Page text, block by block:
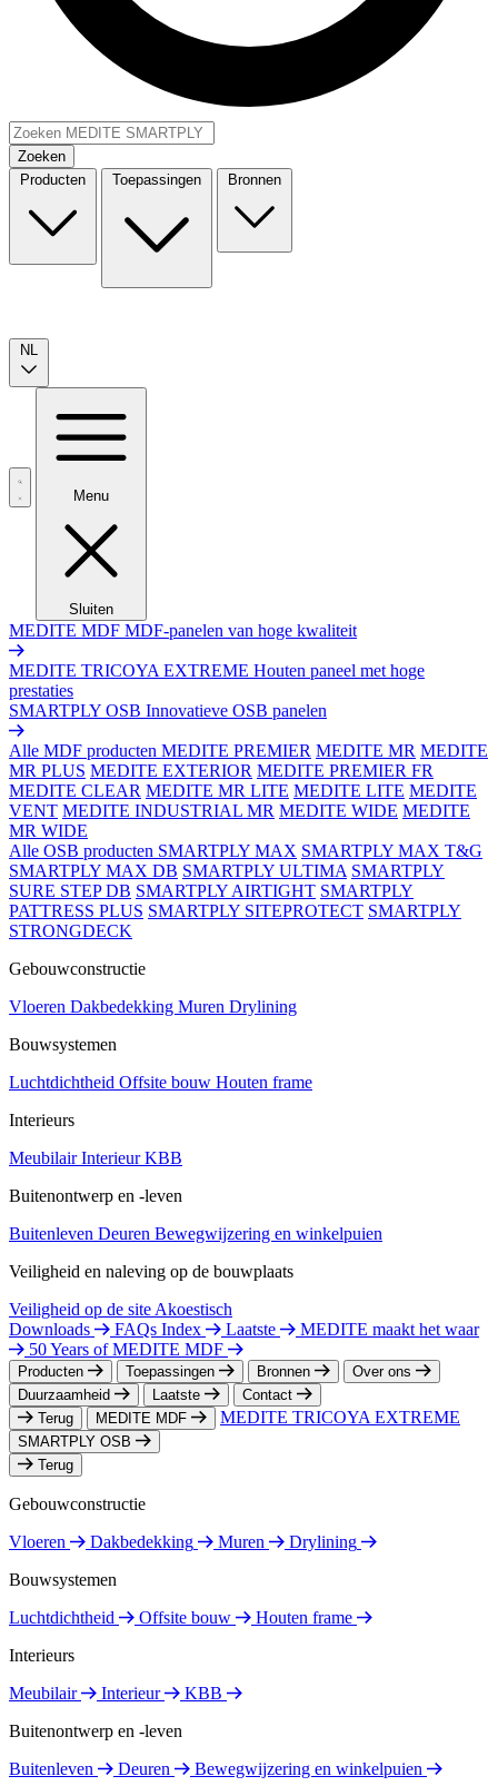
Zoeken
Producten
Toepassingen Bronnen
NL
Menu
Sluiten
MEDITE MDF MDF-panelen van hoge kwaliteit
MEDITE TRICOYA EXTREME Houten paneel met hoge
prestaties
SMARTPLY OSB Innovatieve OSB panelen
Alle MDF producten MEDITE PREMIER MEDITE MR MEDITE
MR PLUS MEDITE EXTERIOR MEDITE PREMIER FR
MEDITE CLEAR MEDITE MR LITE MEDITE LITE MEDITE
VENT MEDITE INDUSTRIAL MR MEDITE WIDE MEDITE
MR WIDE
Alle OSB producten SMARTPLY MAX SMARTPLY MAX T&G
SMARTPLY MAX DB SMARTPLY ULTIMA SMARTPLY
SURE STEP DB SMARTPLY AIRTIGHT SMARTPLY
PATTRESS PLUS SMARTPLY SITEPROTECT SMARTPLY
STRONGDECK
Gebouwconstructie
Vloeren Dakbedekking Muren Drylining
Bouwsystemen
Luchtdichtheid Offsite bouw Houten frame
Interieurs
MeubilairInterieurKBB
Buitenontwerp en -leven
Buitenleven Deuren Bewegwijzering en winkelpuien
Veiligheid en naleving op de bouwplaats
Veiligheid op de site Akoestisch
Downloads
FAQs Index Laatste
MEDITE maakt het waar
50 Years of MEDITE MDF
Producten Toepassingen Bronnen
Over ons
Duurzaamheid
Laatste
Contact
Terug
MEDITE MDF MEDITE TRICOYA EXTREME
SMARTPLY OSB
Terug
Gebouwconstructie
Vloeren
Dakbedekking Muren
Drylining
Bouwsystemen
Luchtdichtheid
Offsite bouw
Houten frame
Interieurs
Meubilair
Interieur
KBB
Buitenontwerp en -leven
Buitenleven
Deuren
Bewegwijzering en winkelpuien